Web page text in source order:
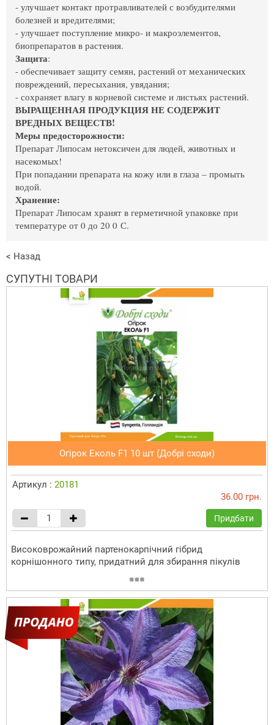
- улучшает контакт протравливателей с возбудителями
болезней и вредителями;
- улучшает поступление микро- и макроэлементов,
биопрепаратов в растения.
Защита:
- обеспечивает защиту семян, растений от механических
повреждений, пересыхания, увядания;
- сохраняет влагу в корневой системе и листьях растений.
ВЫРАЩЕННАЯ ПРОДУКЦИЯ НЕ СОДЕРЖИТ
ВРЕДНЫХ ВЕЩЕСТВ!
Меры предосторожности:
Препарат Липосам нетоксичен для людей, животных и
насекомых!
При попадании препарата на кожу или в глаза – промыть
водой.
Хранение:
Препарат Липосам хранят в герметичной упаковке при
температуре от 0 до 20 0 С.
< Назад
СУПУТНІ ТОВАРИ
Огірок Еколь F1 10 шт (Добрі сходи)
Артикул : 20181
36.00 грн.
Придбати
Високоврожайний партенокарпічний гібрид
корнішонного типу, придатний для збирання пікулів